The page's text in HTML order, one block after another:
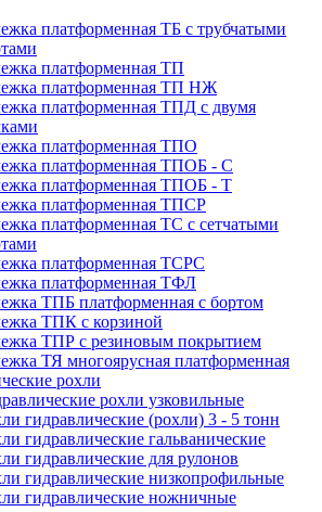
платформенная ТБ с трубчатыми
платформенная ТП
платформенная ТП НЖ
платформенная ТПД с двумя
платформенная ТПО
платформенная ТПОБ - С
платформенная ТПОБ - Т
платформенная ТПСР
платформенная ТС с сетчатыми
платформенная ТСРС
платформенная ТФЛ
ТПБ платформенная с бортом
ТПК с корзиной
ТПР с резиновым покрытием
ТЯ многоярусная платформенная
рохли
рохли узковильные
гидравлические (рохли) 3 - 5 тонн
гидравлические гальванические
гидравлические для рулонов
гидравлические низкопрофильные
гидравлические ножничные